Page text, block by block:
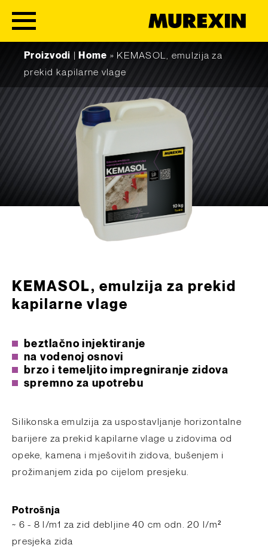
Proizvodi
Home » KEMASOL, emulzija za
prekid kapilarne vlage
KEMASOL, emulzija za prekid
kapilarne vlage
beztlačno injektiranje
na vodenoj osnovi
brzo i temeljito impregniranje zidova
spremno za upotrebu
Silikonska emulzija za uspostavljanje horizontalne
barijere za prekid kapilarne vlage u zidovima od
opeke, kamena i mješovitih zidova, bušenjem i
prožimanjem zida po cijelom presjeku.
Potrošnja
~ 6 - 8 l/m1 za zid debljine 40 cm odn. 20 l/m²
presjeka zida